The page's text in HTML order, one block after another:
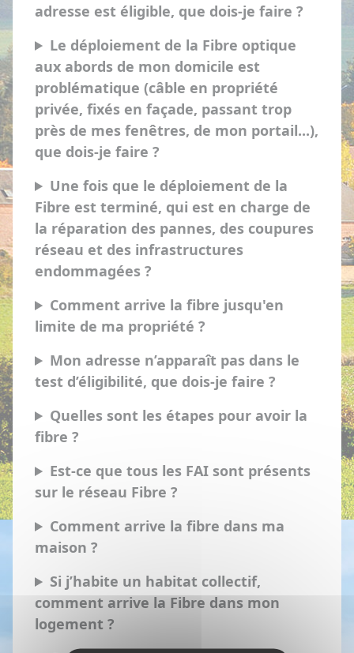
adresse est éligible, que dois-je faire ?
Le déploiement de la Fibre optique
aux abords de mon domicile est
problématique (câble en propriété
privée, fixés en façade, passant trop
près de mes fenêtres, de mon portail...),
que dois-je faire ?
Une fois que le déploiement de la
Fibre est terminé, qui est en charge de
la réparation des pannes, des coupures
réseau et des infrastructures
endommagées ?
Comment arrive la fibre jusqu'en
limite de ma propriété ?
Mon adresse n’apparaît pas dans le
test d’éligibilité, que dois-je faire ?
Quelles sont les étapes pour avoir la
fibre ?
Est-ce que tous les FAI sont présents
sur le réseau Fibre ?
Comment arrive la fibre dans ma
maison ?
Si j’habite un habitat collectif,
comment arrive la Fibre dans mon
logement ?